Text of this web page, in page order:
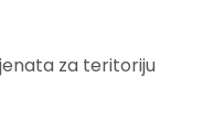
za teritoriju